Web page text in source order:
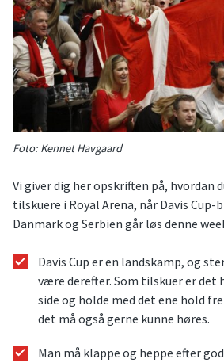
Foto: Kennet Havgaard
Vi giver dig her opskriften på, hvordan
tilskuere i Royal Arena, når Davis
Danmark og Serbien går løs denne
Davis Cup er en landskamp, og
være derefter. Som tilskuer er
side og holde med det ene hold
det må også gerne kunne høres.
Man må klappe og heppe efter